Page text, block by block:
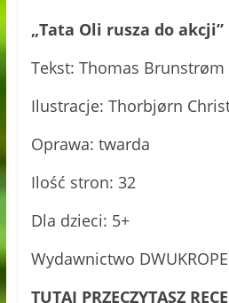
„Tata Oli rusza do akcji”
Tekst: Thomas Brunstrøm
Ilustracje: Thorbjørn
Oprawa: twarda
Ilość stron: 32
Dla dzieci: 5+
Wydawnictwo
TUTAJ PRZECZYTASZ